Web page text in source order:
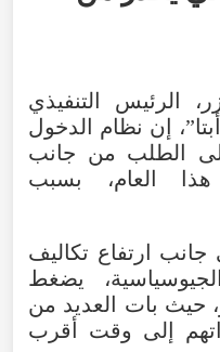
، الرئيس
التنفيذي
أبتا”، إن نظام
الدخول
الطلب من جانب
هذا العام، بسبب
جانب ارتفاع تكاليف
الجيوسياسية، يضغط
، حيث بات العديد من
إلى وقت
أقرب